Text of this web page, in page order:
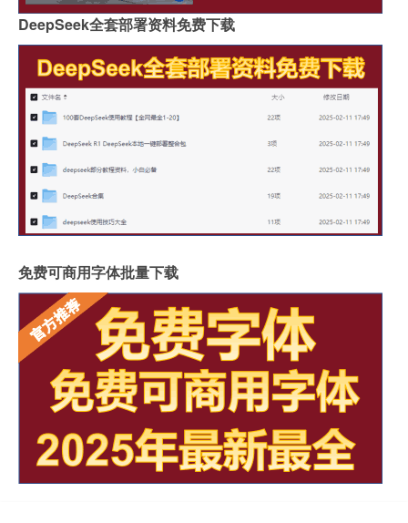
DeepSeek全套部署资料免费下载
免费可商用字体批量下载